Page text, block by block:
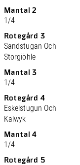
Mantal 2
1/4
Rotegård 3
Sandstugan Och
Storgiöhle
Mantal 3
1/4
Rotegård 4
Eskelstugun Och
Kalwyk
Mantal 4
1/4
Rotegård 5